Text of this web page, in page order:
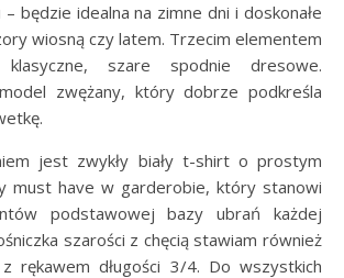
będzie idealna na zimne dni i doskonałe
wiosną czy latem. Trzecim elementem
szare spodnie dresowe.
zwężany, który dobrze podkreśla
jest zwykły biały t-shirt o prostym
must have w garderobie, który stanowi
podstawowej bazy ubrań każdej
szarości z chęcią stawiam również
rękawem długości 3/4. Do wszystkich